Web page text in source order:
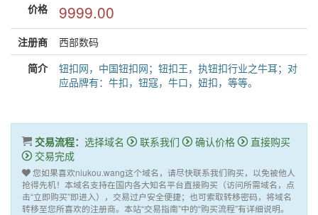
价格
9999.00
注册商
西部数码
简介
钮扣网，中国钮扣网；钮扣王，执钮扣行业之牛耳；对
应品牌有：牛扣，钮寇，牛口，妞扣，等等。
交易流程： 选择域名 联系我们 确认价格
直接购买
交易完成
您如果喜欢niukou.wang这个域名，请尽快联系我们购买，以免被他人
抢得先机！本域名支持在国内各大知名平台直接购买（访问所需域名，点
击“立即购买”即进入），交易过户安全便捷；也可索取转移密码，将域名
转移至您所喜欢的注册商。本站“交易指南”中的“购买流程”有详细说明。